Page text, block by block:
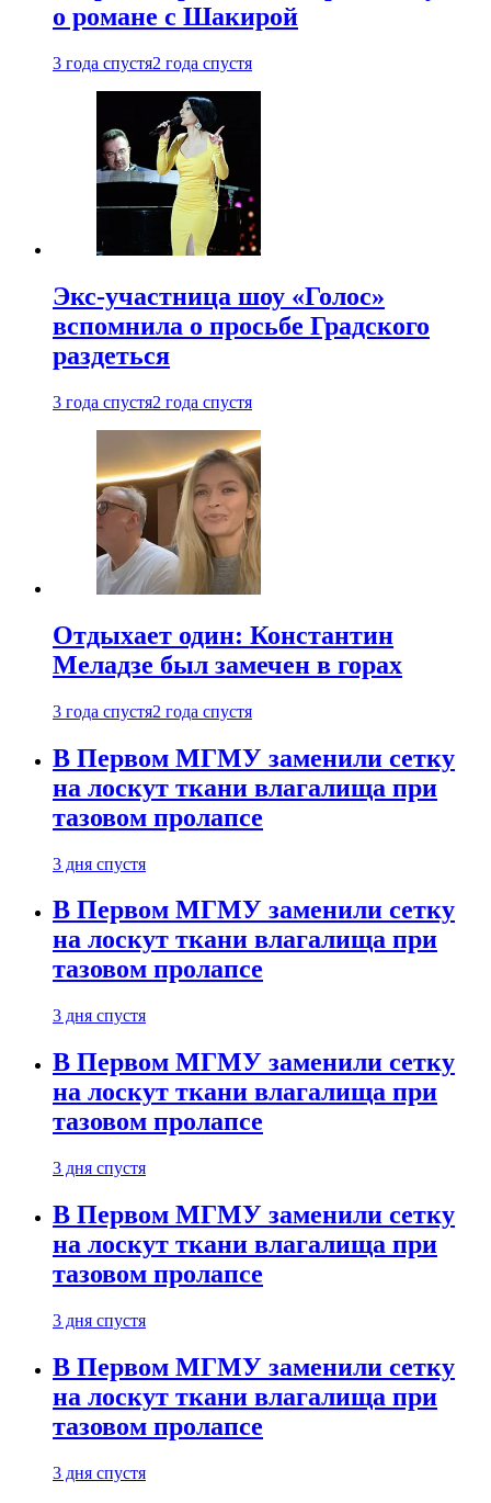
о романе с Шакирой
3 года спустя2 года спустя
Экс-участница шоу «Голос»
вспомнила о просьбе Градского
раздеться
3 года спустя2 года спустя
Отдыхает один: Константин
Меладзе был замечен в горах
3 года спустя2 года спустя
В Первом МГМУ заменили сетку
на лоскут ткани влагалища при
тазовом пролапсе
3 дня спустя
В Первом МГМУ заменили сетку
на лоскут ткани влагалища при
тазовом пролапсе
3 дня спустя
В Первом МГМУ заменили сетку
на лоскут ткани влагалища при
тазовом пролапсе
3 дня спустя
В Первом МГМУ заменили сетку
на лоскут ткани влагалища при
тазовом пролапсе
3 дня спустя
В Первом МГМУ заменили сетку
на лоскут ткани влагалища при
тазовом пролапсе
3 дня спустя